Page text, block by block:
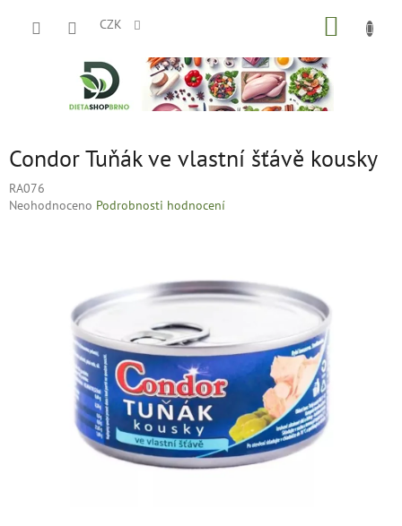
CZK
Condor Tuňák ve vlastní šťávě kousky
RA076
Průměrné
Neohodnoceno Podrobnosti hodnocení